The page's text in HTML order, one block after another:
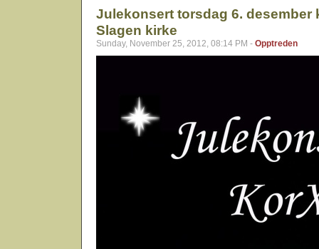
Julekonsert torsdag 6. desember
Slagen kirke
Sunday, November 25, 2012, 08:14 PM - Opptreden